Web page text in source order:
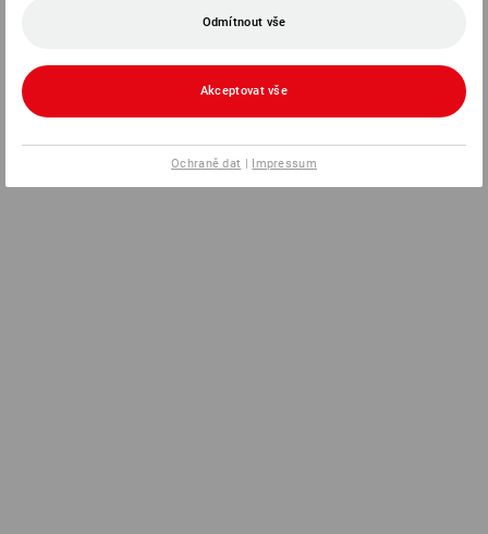
Odmítnout vše
Akceptovat vše
Ochraně dat | Impressum